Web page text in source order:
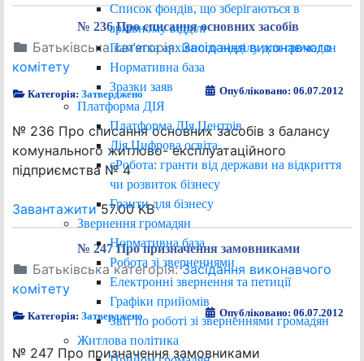
Список фондів, що зберігаються в
архівному відділі
Пам'ятка архівного відділу для громадян
Нормативна база
Зразки заяв
Платформа ДІЯ
Платформа ДІя.Центрів
Дія.Цифрова освіта
єРобота: гранти від держави на відкриття
чи розвиток бізнесу
Гранти для бізнесу
Звернення громадян
Нормативна база
Робота зі зверненнями
Електронні звернення та петиції
Графіки прийомів
Звіт по роботі зі зверненнями громадян
Житлова політика
№ 236 Про списання основних засобів
Батьківська категорія:Засідання виконавчого
комітету
Категорія:Затверджено Опубліковано: 06.07.2012
№ 236 Про списання основних засобів з балансу
комунального житлово- експлуатаційного
підприємства № 4
Завантажити57.00 KB
№ 247 Про призначення замовниками
Батьківська категорія:Засідання виконавчого
комітету
Категорія:Затверджено Опубліковано: 06.07.2012
№ 247 Про призначення замовниками